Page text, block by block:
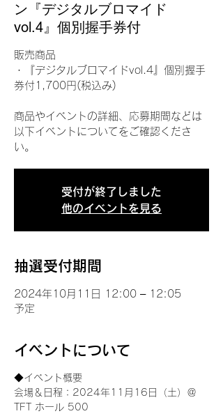
ン『デジタルブロマイド
vol.4』個別握手券付
販売商品
・『デジタルブロマイドvol.4』個別握手
券付1,700円(税込み)
商品やイベントの詳細、応募期間などは
以下イベントについてをご確認くださ
い。
受付が終了しました
他のイベントを見る
抽選受付期間
2024年10月11日 12:00 – 12:05
予定
イベントについて
◆イベント概要
会場＆日程：2024年11月16日（土）＠
TFT ホール 500